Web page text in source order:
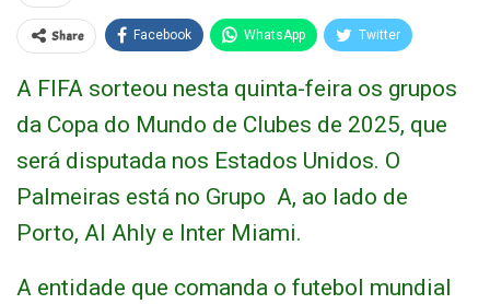
Share Facebook WhatsApp Twitter
A FIFA sorteou nesta quinta-feira os grupos
da Copa do Mundo de Clubes de 2025, que
será disputada nos Estados Unidos. O
Palmeiras está no Grupo A, ao lado de
Porto, Al Ahly e Inter Miami.
A entidade que comanda o futebol mundial